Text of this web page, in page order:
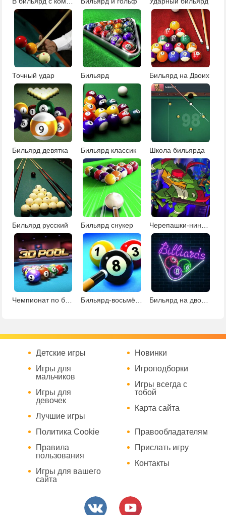
Точный удар Бильярд Бильярд на Двоих
Бильярд девятка Бильярд классик Школа бильярда
Бильярд русский Бильярд снукер Черепашки-ниндзя: братья бампера
Чемпионат по бильярду Бильярд-восьмёрка 2 Бильярд на двоих 2
Детские игры
Игры для
мальчиков
Игры для
девочек
Лучшие игры
Новинки
Игроподборки
Игры всегда с
тобой
Карта сайта
Политика Cookie
Правила
пользования
Игры для вашего
сайта
Правообладателям
Прислать игру
Контакты